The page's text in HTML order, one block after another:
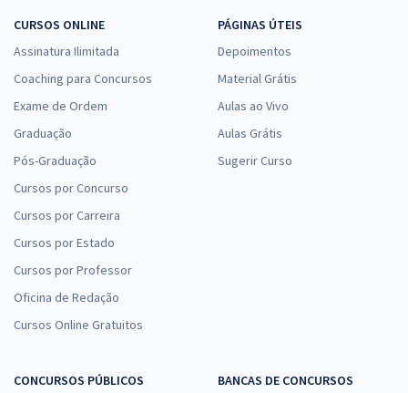
CURSOS ONLINE
Assinatura Ilimitada
Coaching para Concursos
Exame de Ordem
Graduação
Pós-Graduação
Cursos por Concurso
Cursos por Carreira
Cursos por Estado
Cursos por Professor
Oficina de Redação
Cursos Online Gratuitos
PÁGINAS ÚTEIS
Depoimentos
Material Grátis
Aulas ao Vivo
Aulas Grátis
Sugerir Curso
CONCURSOS PÚBLICOS BANCAS DE CONCURSOS